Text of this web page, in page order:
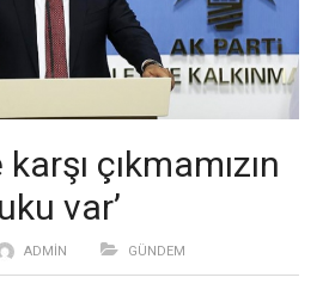
çıkmamızın
var’
ADMIN GÜNDEM